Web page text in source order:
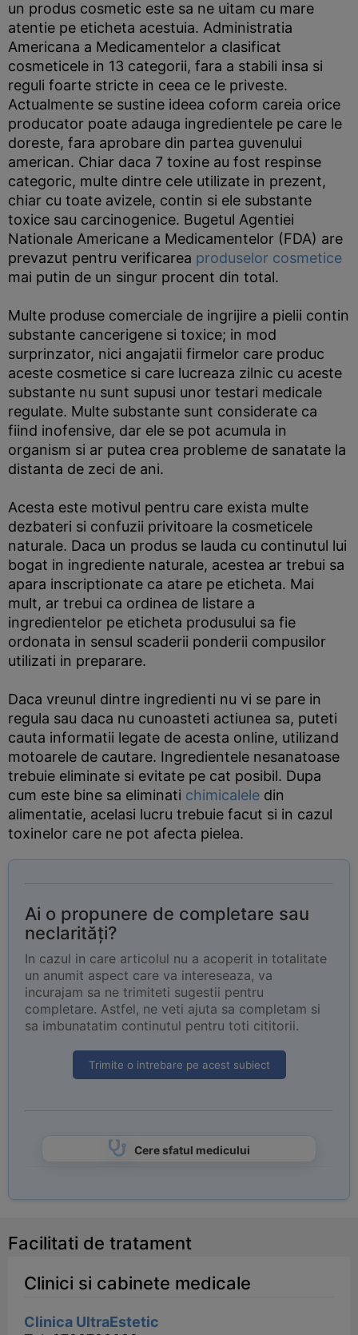
un produs cosmetic este sa ne uitam cu mare
atentie pe eticheta acestuia. Administratia
Americana a Medicamentelor a clasificat
cosmeticele in 13 categorii, fara a stabili insa si
reguli foarte stricte in ceea ce le priveste.
Actualmente se sustine ideea coform careia orice
producator poate adauga ingredientele pe care le
doreste, fara aprobare din partea guvenului
american. Chiar daca 7 toxine au fost respinse
categoric, multe dintre cele utilizate in prezent,
chiar cu toate avizele, contin si ele substante
toxice sau carcinogenice. Bugetul Agentiei
Nationale Americane a Medicamentelor (FDA) are
prevazut pentru verificarea produselor cosmetice
mai putin de un singur procent din total.
Multe produse comerciale de ingrijire a pielii contin
substante cancerigene si toxice; in mod
surprinzator, nici angajatii firmelor care produc
aceste cosmetice si care lucreaza zilnic cu aceste
substante nu sunt supusi unor testari medicale
regulate. Multe substante sunt considerate ca
fiind inofensive, dar ele se pot acumula in
organism si ar putea crea probleme de sanatate la
distanta de zeci de ani.
Acesta este motivul pentru care exista multe
dezbateri si confuzii privitoare la cosmeticele
naturale. Daca un produs se lauda cu continutul lui
bogat in ingrediente naturale, acestea ar trebui sa
apara inscriptionate ca atare pe eticheta. Mai
mult, ar trebui ca ordinea de listare a
ingredientelor pe eticheta produsului sa fie
ordonata in sensul scaderii ponderii compusilor
utilizati in preparare.
Daca vreunul dintre ingredienti nu vi se pare in
regula sau daca nu cunoasteti actiunea sa, puteti
cauta informatii legate de acesta online, utilizand
motoarele de cautare. Ingredientele nesanatoase
trebuie eliminate si evitate pe cat posibil. Dupa
cum este bine sa eliminati chimicalele din
alimentatie, acelasi lucru trebuie facut si in cazul
toxinelor care ne pot afecta pielea.
Ai o propunere de completare sau
neclarități?
In cazul in care articolul nu a acoperit in totalitate
un anumit aspect care va intereseaza, va
incurajam sa ne trimiteti sugestii pentru
completare. Astfel, ne veti ajuta sa completam si
sa imbunatatim continutul pentru toti cititorii.
Trimite o intrebare pe acest subiect
Cere sfatul medicului
Facilitati de tratament
Clinici si cabinete medicale
Clinica UltraEstetic